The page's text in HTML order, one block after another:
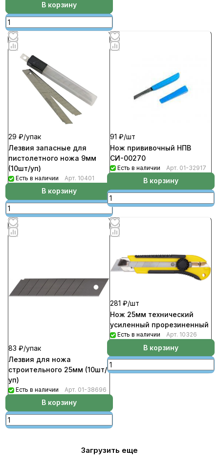
В корзину
29 ₽/упак
Лезвия запасные для
пистолетного ножа 9мм
(10шт/уп)
Есть в наличии Арт. 10401
В корзину
91 ₽/шт
Нож прививочный НПВ
СИ-00270
Есть в наличии Арт. 01-32917
В корзину
83 ₽/упак
Лезвия для ножа
строительного 25мм (10шт/
уп)
Есть в наличии Арт. 01-38696
В корзину
281 ₽/шт
Нож 25мм технический
усиленный прорезиненный
Есть в наличии Арт. 10326
В корзину
Загрузить еще